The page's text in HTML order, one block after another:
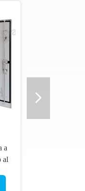
a
al